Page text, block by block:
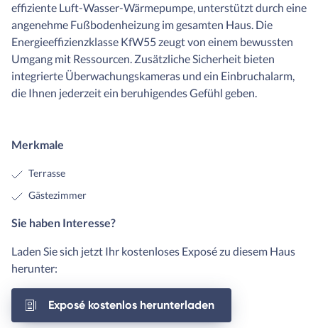
effiziente Luft-Wasser-Wärmepumpe, unterstützt durch eine
angenehme Fußbodenheizung im gesamten Haus. Die
Energieeffizienzklasse KfW55 zeugt von einem bewussten
Umgang mit Ressourcen. Zusätzliche Sicherheit bieten
integrierte Überwachungskameras und ein Einbruchalarm,
die Ihnen jederzeit ein beruhigendes Gefühl geben.
Merkmale
Terrasse
Gästezimmer
Sie haben Interesse?
Laden Sie sich jetzt Ihr kostenloses Exposé zu diesem Haus
herunter:
Exposé kostenlos herunterladen